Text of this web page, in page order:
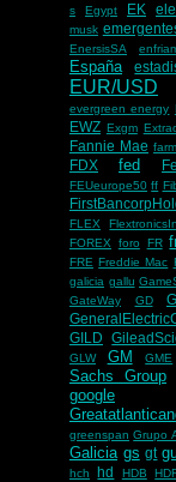
s
Egypt EK
musk
EnersisSA
España
EUR/USD
evergreen energy
EWZ Exgm
Fannie Mae
FDX fed
FEUeurope50 ff
FLEX
FOREX foro FR
FRE Freddie Mac
galicia gallu
GateWay GD
GILD
GLW
GM GME
Sachs Group
google
greenspan Grupo
Galicia gs gt
hch hd HDB